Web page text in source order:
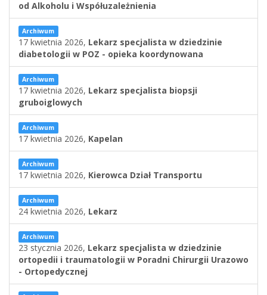
od Alkoholu i Współuzależnienia
Archiwum
17 kwietnia 2026, Lekarz specjalista w dziedzinie
diabetologii w POZ - opieka koordynowana
Archiwum
17 kwietnia 2026, Lekarz specjalista biopsji
gruboiglowych
Archiwum
17 kwietnia 2026, Kapelan
Archiwum
17 kwietnia 2026, Kierowca Dział Transportu
Archiwum
24 kwietnia 2026, Lekarz
Archiwum
23 stycznia 2026, Lekarz specjalista w dziedzinie
ortopedii i traumatologii w Poradni Chirurgii Urazowo
- Ortopedycznej